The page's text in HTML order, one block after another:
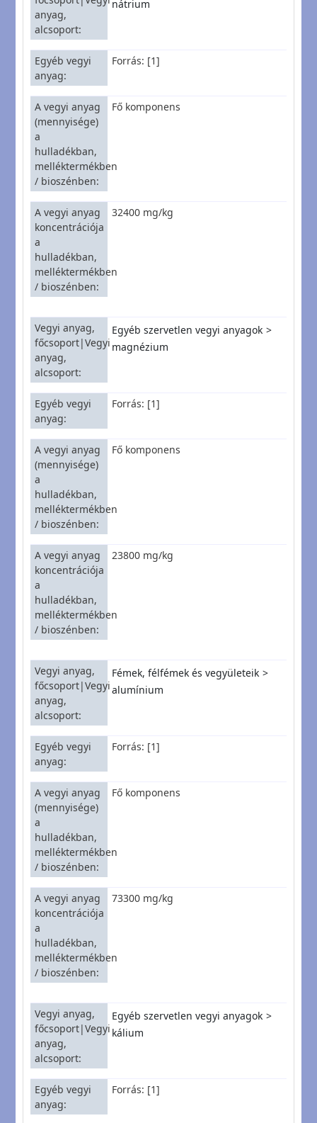
anyag,
alcsoport
nátrium
Egyéb vegyi
anyag
Forrás: [1]
A vegyi anyag
(mennyisége)
a
hulladékban,
melléktermékben
/ bioszénben
Fő komponens
A vegyi anyag
koncentrációja
a
hulladékban,
melléktermékben
/ bioszénben
32400 mg/kg
Vegyi anyag,
főcsoport|Vegyi
anyag,
alcsoport
Egyéb szervetlen vegyi anyagok
magnézium
Egyéb vegyi
anyag
Forrás: [1]
A vegyi anyag
(mennyisége)
a
hulladékban,
melléktermékben
/ bioszénben
Fő komponens
A vegyi anyag
koncentrációja
a
hulladékban,
melléktermékben
/ bioszénben
23800 mg/kg
Vegyi anyag,
főcsoport|Vegyi
anyag,
alcsoport
Fémek, félfémek és vegyületeik
alumínium
Egyéb vegyi
anyag
Forrás: [1]
A vegyi anyag
(mennyisége)
a
hulladékban,
melléktermékben
/ bioszénben
Fő komponens
A vegyi anyag
koncentrációja
a
hulladékban,
melléktermékben
/ bioszénben
73300 mg/kg
Vegyi anyag,
főcsoport|Vegyi
anyag,
alcsoport
Egyéb szervetlen vegyi anyagok
kálium
Egyéb vegyi
anyag
Forrás: [1]